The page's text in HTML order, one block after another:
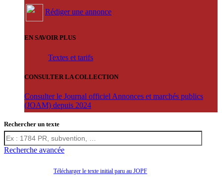
Rédiger une annonce
EN SAVOIR PLUS
Textes et tarifs
CONSULTER LA COLLECTION
Consulter le Journal officiel Annonces et marchés publics
(JOAM) depuis 2024
Rechercher un texte
Recherche avancée
Télécharger le texte initial paru au JOPF